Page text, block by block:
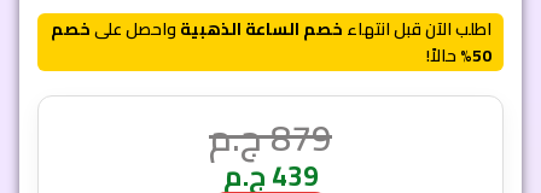
اطلب الآن قبل انتهاءخصم الساعة الذهبيةواحصل علىخصم
50% حالاً!
879ج.م
439ج.م